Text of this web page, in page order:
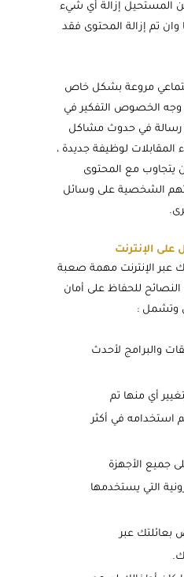
من المستحيل إزالة أي شيء
تم إزالة المحتوى فقد
مروعة بشكل خاص
الخصوص التفكير في
في حدوث مشاكل
لوظيفة جديدة ،
يتجاوب مع المحتوى
الشخصية على وسائل
الإنترنت
عبر الإنترنت مهمة صعبة
للحفاظ على أمان
وتشمل :
والبرامج لأحدث
أي منها تم
استخدامه في أكثر
جميع الأجهزة
التي يستخدمها
بعائلتك عبر